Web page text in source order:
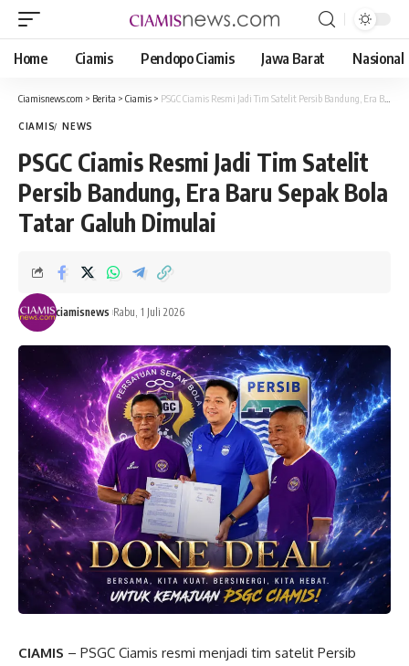
Home Ciamis Pendopo Ciamis Jawa Barat Nasional
Ciamisnews.com > Berita > Ciamis > PSGC Ciamis Resmi Jadi Tim Satelit Persib Bandung, Era Baru Sepak Bola Tatar Galuh Dimulai
CIAMIS NEWS
PSGC Ciamis Resmi Jadi Tim Satelit
Persib Bandung, Era Baru Sepak Bola
Tatar Galuh Dimulai
ciamisnews Rabu, 1 Juli 2026
CIAMIS – PSGC Ciamis resmi menjadi tim satelit Persib